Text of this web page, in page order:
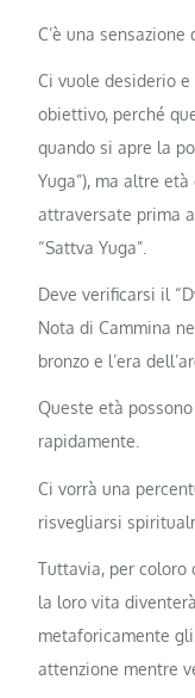
C’è una sensazione
Ci vuole desiderio
obiettivo, perché
quando si apre la
Yuga”), ma altre
attraversate prima
“Sattva Yuga”.
Deve verificarsi il
Nota di Cammina
bronzo e l’era
Queste età
rapidamente.
Ci vorrà una
risvegliarsi
Tuttavia, per coloro
la loro vita
metaforicamente
attenzione mentre